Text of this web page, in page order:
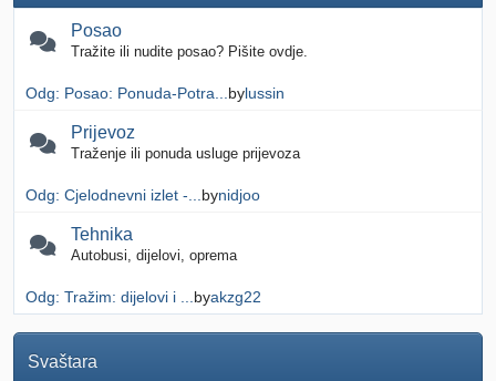
Posao
Tražite ili nudite posao? Pišite ovdje.
Odg: Posao: Ponuda-Potra... bylussin
Prijevoz
Traženje ili ponuda usluge prijevoza
Odg: Cjelodnevni izlet -... bynidjoo
Tehnika
Autobusi, dijelovi, oprema
Odg: Tražim: dijelovi i ... byakzg22
Svaštara